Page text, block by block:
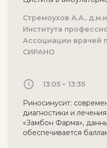
Стремоухов А.А.,
Института
Ассоциации врачей
СИРАНО
13:05 – 13:35
Риносинусит:
диагностики и
«Замбон Фарма»,
обеспечивается